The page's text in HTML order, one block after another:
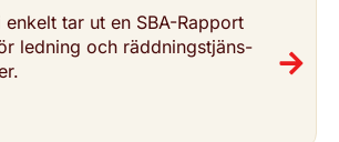
enkelt tar ut en SBA-Rapport
ledning och rädd­nings­tjäns­